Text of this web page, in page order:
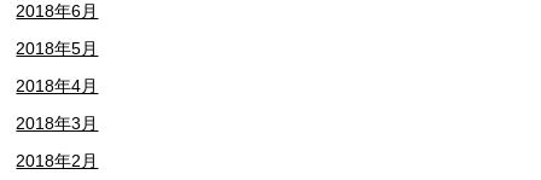
2018年6月
2018年5月
2018年4月
2018年3月
2018年2月